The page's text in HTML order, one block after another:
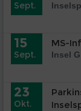
Sept.
15
Sept.
MS-
Insel
23
Okt.